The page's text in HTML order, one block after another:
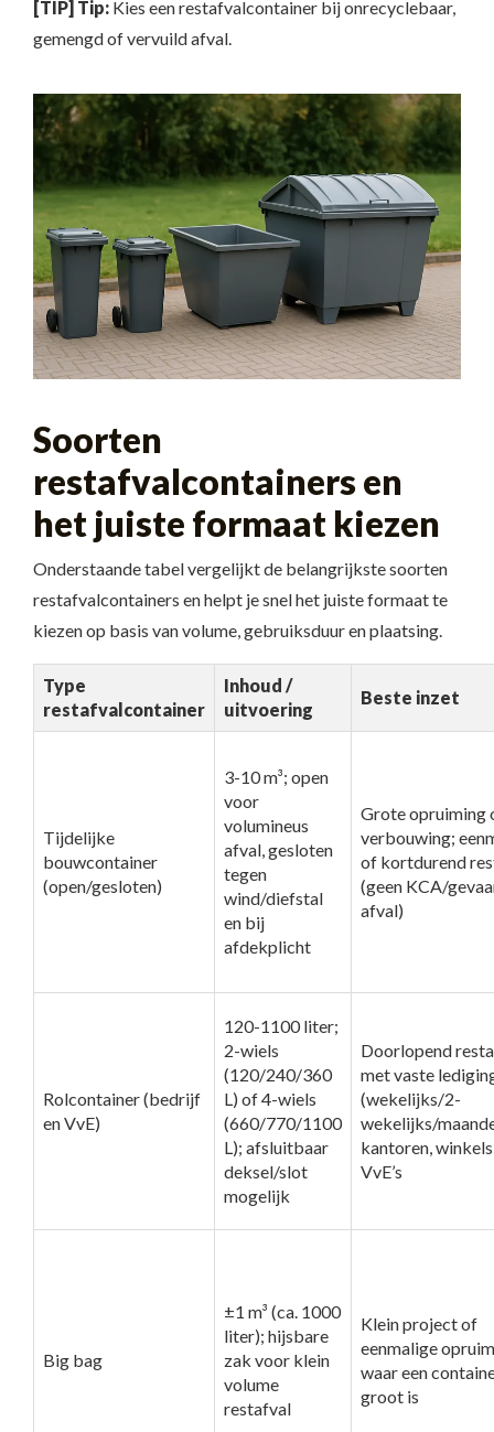
[TIP] Tip: Kies een restafvalcontainer bij onrecyclebaar,
gemengd of vervuild afval.
Soorten
restafvalcontainers en
het juiste formaat kiezen
Onderstaande tabel vergelijkt de belangrijkste soorten
restafvalcontainers en helpt je snel het juiste formaat te
kiezen op basis van volume, gebruiksduur en plaatsing.
Type
restafvalcontainer
Inhoud /
uitvoering
Beste inzet
Tijdelijke
bouwcontainer
(open/gesloten)
3-10 m³; open
voor
volumineus
afval, gesloten
tegen
wind/diefstal
en bij
afdekplicht
Grote opruiming
verbouwing;
of kortdurend
(geen KCA/
afval)
Rolcontainer (bedrijf
en VvE)
120-1100 liter;
2-wiels
(120/240/360
L) of 4-wiels
(660/770/1100
L); afsluitbaar
deksel/slot
mogelijk
Doorlopend
met vaste
(wekelijks/2-
wekelijks/
kantoren,
VvE’s
Big bag
±1 m³ (ca. 1000
liter); hijsbare
zak voor klein
volume
restafval
Klein project of
eenmalige
waar een
groot is